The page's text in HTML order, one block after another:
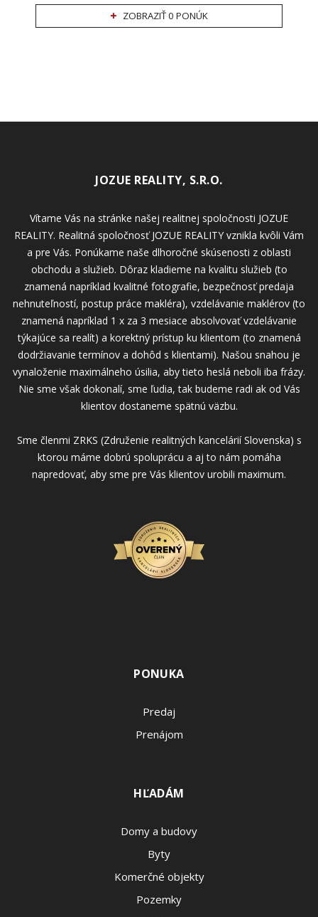
ZOBRAZIŤ 0 PONÚK
JOZUE REALITY, S.R.O.
Vítame Vás na stránke našej realitnej spoločnosti JOZUE
REALITY. Realitná spoločnosť JOZUE REALITY vznikla kvôli Vám
a pre Vás. Ponúkame naše dlhoročné skúsenosti z oblasti
obchodu a služieb. Dôraz kladieme na kvalitu služieb (to
znamená napríklad kvalitné fotografie, bezpečnosť predaja
nehnuteľností, postup práce makléra), vzdelávanie maklérov (to
znamená napríklad 1 x za 3 mesiace absolvovať vzdelávanie
týkajúce sa realít) a korektný prístup ku klientom (to znamená
dodržiavanie termínov a dohôd s klientami). Našou snahou je
vynaloženie maximálneho úsilia, aby tieto heslá neboli iba frázy.
Nie sme však dokonalí, sme ľudia, tak budeme radi ak od Vás
klientov dostaneme spätnú väzbu.
Sme členmi ZRKS (Združenie realitných kancelárií Slovenska) s
ktorou máme dobrú spoluprácu a aj to nám pomáha
napredovať, aby sme pre Vás klientov urobili maximum.
PONUKA
Predaj
Prenájom
HĽADÁM
Domy a budovy
Byty
Komerčné objekty
Pozemky